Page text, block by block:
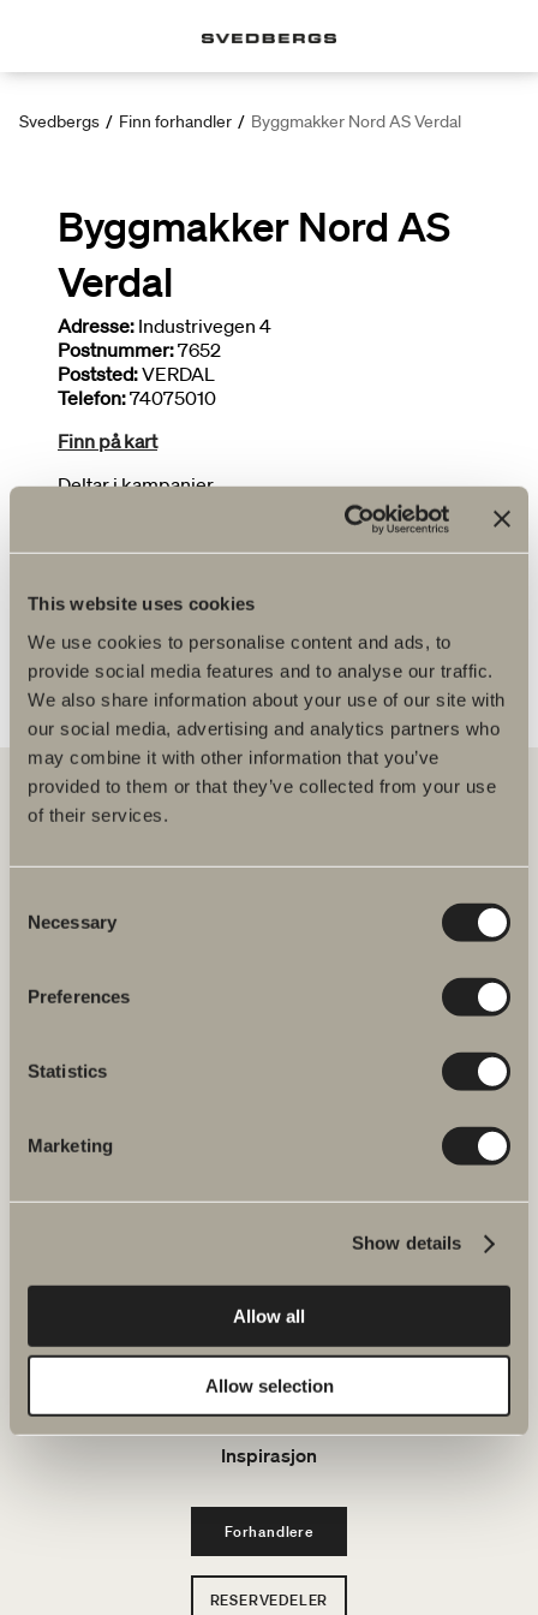
This website uses cookies
We use cookies to personalise content and ads, to
provide social media features and to analyse our traffic.
We also share information about your use of our site with
our social media, advertising and analytics partners who
may combine it with other information that you’ve
provided to them or that they’ve collected from your use
of their services.
Selection
Necessary
Preferences
Statistics
Marketing
Show details
Allow all
Allow selection
Svedbergs / Finn forhandler / Byggmakker Nord AS Verdal
Byggmakker Nord AS
Verdal
Adresse: Industrivegen 4
Postnummer:7652
Poststed:VERDAL
Telefon:74075010
Finn på kart
Deltar i kampanjer
servanter og blandebatterier til dusjer, badekar, håndkletørkere og
SE 514 60 Dalstorp, Sverige
E-post: kundeservice@svedbergs.no
Serier
Tegneverktøy
Bærekraft
Inspirasjon
Forhandlere
RESERVEDELER